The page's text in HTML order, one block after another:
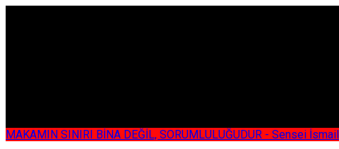
MAKAMIN SINIRI BİNA DEĞİL, SORUMLULUĞUDUR - Sensei